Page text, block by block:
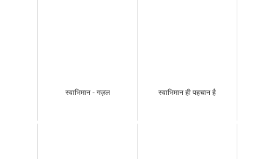
स्वाभिमान - गज़ल स्वाभिमान ही पहचान है